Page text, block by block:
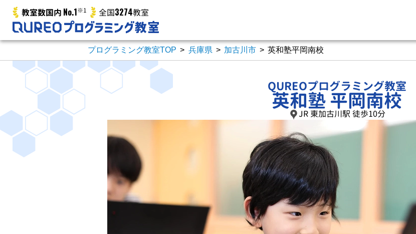
教室数国内 No.1※1 全国3274教室
プログラミング教室TOP > 兵庫県 > 加古川市 > 英和塾平岡南校
QUREOプログラミング教室
英和塾 平岡南校
JR 東加古川駅 徒歩10分